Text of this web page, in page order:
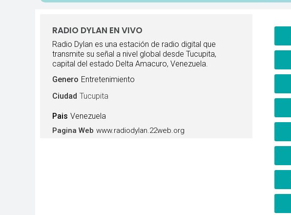
RADIO DYLAN EN VIVO
Radio Dylan es una estación de radio digital que
transmite su señal a nivel global desde Tucupita,
capital del estado Delta Amacuro, Venezuela.
Genero Entretenimiento
Ciudad Tucupita
Pais Venezuela
Pagina Web www.radiodylan.22web.org